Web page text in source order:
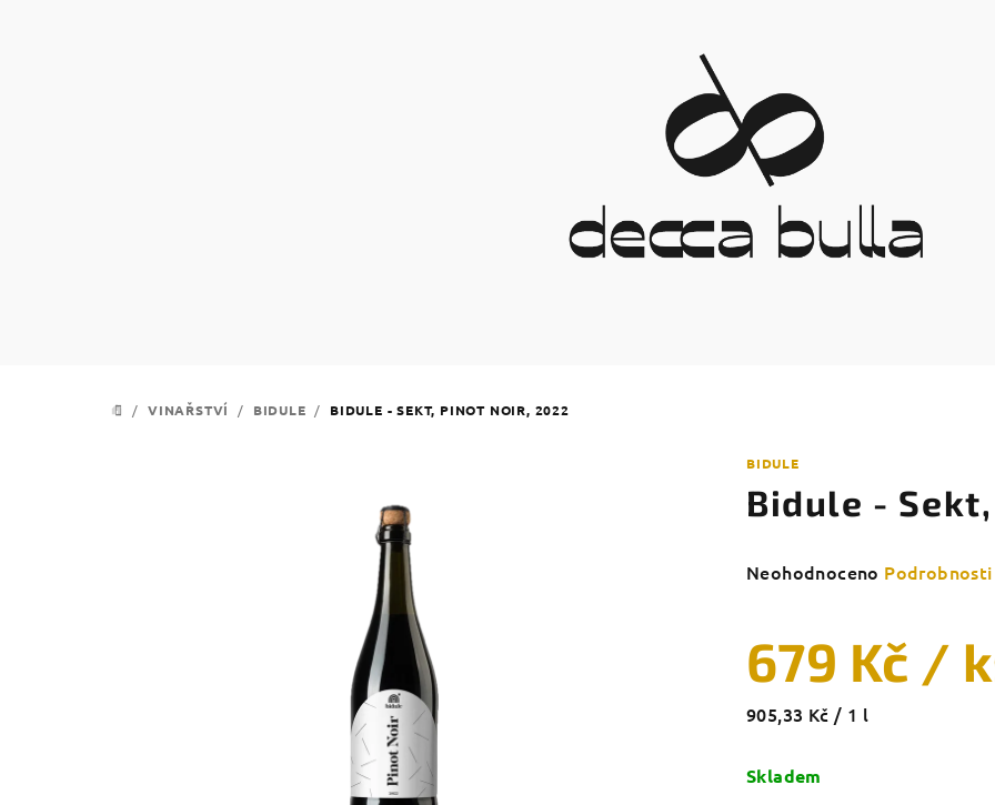
DOMŮ
/ VINAŘSTVÍ / BIDULE / BIDULE - SEKT, PINOT NOIR, 2022
BIDULE
Bidule -
Průměrné
je
0,0
z
Neohodnoceno
679 Kč /
Měrná
905,33 Kč / 1 l
Skladem